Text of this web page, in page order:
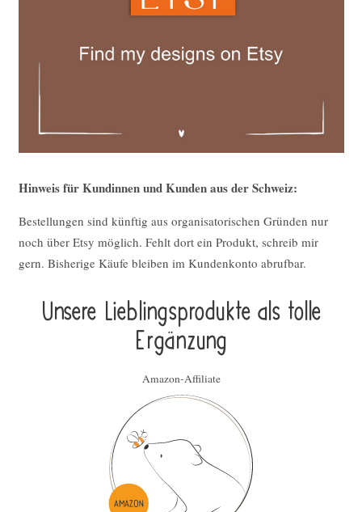
Hinweis für Kundinnen und Kunden aus der Schweiz:
Bestellungen sind künftig aus organisatorischen Gründen nur
noch über Etsy möglich. Fehlt dort ein Produkt, schreib mir
gern. Bisherige Käufe bleiben im Kundenkonto abrufbar.
Unsere Lieblings­pro­duk­te als tolle
Ergän­zung
Amazon-Affiliate